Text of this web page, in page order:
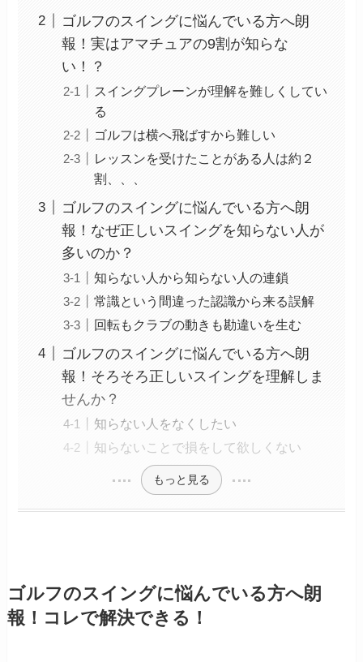
ゴルフのスイングに悩んでいる方へ朗
報！実はアマチュアの9割が知らな
い！？
スイングプレーンが理解を難しくしてい
る
ゴルフは横へ飛ばすから難しい
レッスンを受けたことがある人は約２
割、、、
ゴルフのスイングに悩んでいる方へ朗
報！なぜ正しいスイングを知らない人が
多いのか？
知らない人から知らない人の連鎖
常識という間違った認識から来る誤解
回転もクラブの動きも勘違いを生む
ゴルフのスイングに悩んでいる方へ朗
報！そろそろ正しいスイングを理解しま
せんか？
知らない人をなくしたい
知らないことで損をして欲しくない
もっと見る
ゴルフのスイングに悩んでいる方へ朗
報！コレで解決できる！